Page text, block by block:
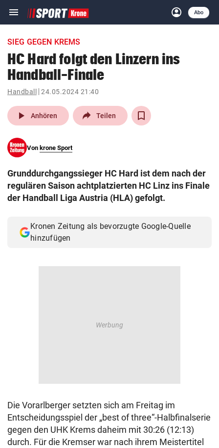
menu Navigation
ein-/ausklappen
account_circle
Anmelden
Abo
close Schließen
account_circle Anmelden
pin_drop
Wien arrow_right
search
eingeben
© Krone Multimedia GmbH & Co KG 2026
Muthgasse 2, 1190 Wien
SIEG GEGEN KREMS
HC Hard folgt den Linzern ins
Handball-Finale
Handball 24.05.2024 21:40
play_arrow Anhören Teilen
Von krone Sport
Grunddurchgangssieger HC Hard ist dem nach der
regulären Saison achtplatzierten HC Linz ins Finale
der Handball Liga Austria (HLA) gefolgt.
Kronen Zeitung als bevorzugte Google-Quelle
hinzufügen
Die Vorarlberger setzten sich am Freitag im
Entscheidungsspiel der „best of three“-Halbfinalserie
gegen den UHK Krems daheim mit 30:26 (12:13)
durch. Für die Kremser war nach ihrem Meistertitel